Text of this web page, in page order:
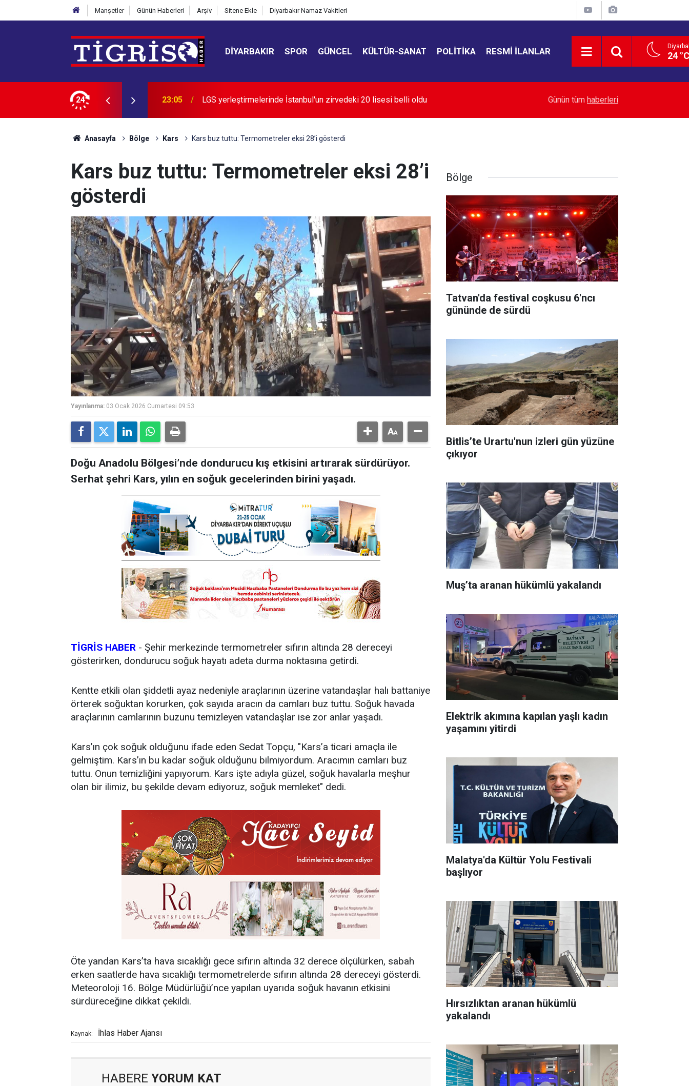
Manşetler Günün Haberleri Arşiv Sitene Ekle Diyarbakır Namaz Vakitleri
DIYARBAKIR SPOR GÜNCEL KÜLTÜR-SANAT POLITIKA RESMI İLANLAR 24
24
zirvedeki 20 lisesi belli oldu 22:28 İran: Boğaz'ın açılması ABD'nin tutumuna bağlı Bahçelievler'de 4 katlı bina çöktü
Günün tüm haberleri
Anasayfa Bölge Kars Kars buz tuttu: Termometreler eksi 28’i gösterdi
Kars buz tuttu: Termometreler eksi 28’i
gösterdi
Yayınlanma: 03 Ocak 2026 Cumartesi 09:53
Doğu Anadolu Bölgesi’nde dondurucu kış etkisini artırarak sürdürüyor.
Serhat şehri Kars, yılın en soğuk gecelerinden birini yaşadı.
TİGRİS HABER - Şehir merkezinde termometreler sıfırın altında 28 dereceyi
gösterirken, dondurucu soğuk hayatı adeta durma noktasına getirdi.
Kentte etkili olan şiddetli ayaz nedeniyle araçlarının üzerine vatandaşlar halı battaniye
örterek soğuktan korurken, çok sayıda aracın da camları buz tuttu. Soğuk havada
araçlarının camlarının buzunu temizleyen vatandaşlar ise zor anlar yaşadı.
Kars’ın çok soğuk olduğunu ifade eden Sedat Topçu, "Kars’a ticari amaçla ile
gelmiştim. Kars’ın bu kadar soğuk olduğunu bilmiyordum. Aracımın camları buz
tuttu. Onun temizliğini yapıyorum. Kars işte adıyla güzel, soğuk havalarla meşhur
olan bir ilimiz, bu şekilde devam ediyoruz, soğuk memleket" dedi.
Öte yandan Kars’ta hava sıcaklığı gece sıfırın altında 32 derece ölçülürken, sabah
erken saatlerde hava sıcaklığı termometrelerde sıfırın altında 28 dereceyi gösterdi.
Meteoroloji 16. Bölge Müdürlüğü’nce yapılan uyarıda soğuk havanın etkisini
sürdüreceğine dikkat çekildi.
Kaynak: İhlas Haber Ajansı
HABERE YORUM KAT
Bölge
Tatvan'da festival coşkusu 6'ncı
gününde de sürdü
Bitlis’te Urartu'nun izleri gün yüzüne
çıkıyor
Muş’ta aranan hükümlü yakalandı
Elektrik akımına kapılan yaşlı kadın
yaşamını yitirdi
Malatya'da Kültür Yolu Festivali
başlıyor
Hırsızlıktan aranan hükümlü
yakalandı